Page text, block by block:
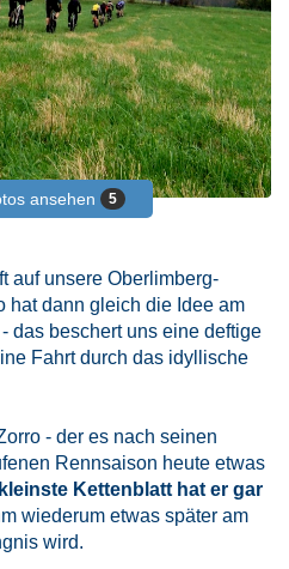
ansehen 5
auf unsere Oberlimberg-
hat dann gleich die Idee am
das beschert uns eine deftige
Fahrt durch das idyllische
- der es nach seinen
Rennsaison heute etwas
kleinste Kettenblatt hat er gar
wiederum etwas später am
wird.